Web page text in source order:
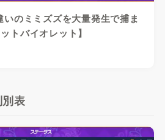
いのミミズズを大量発生で捕ま
トバイオレット】
表